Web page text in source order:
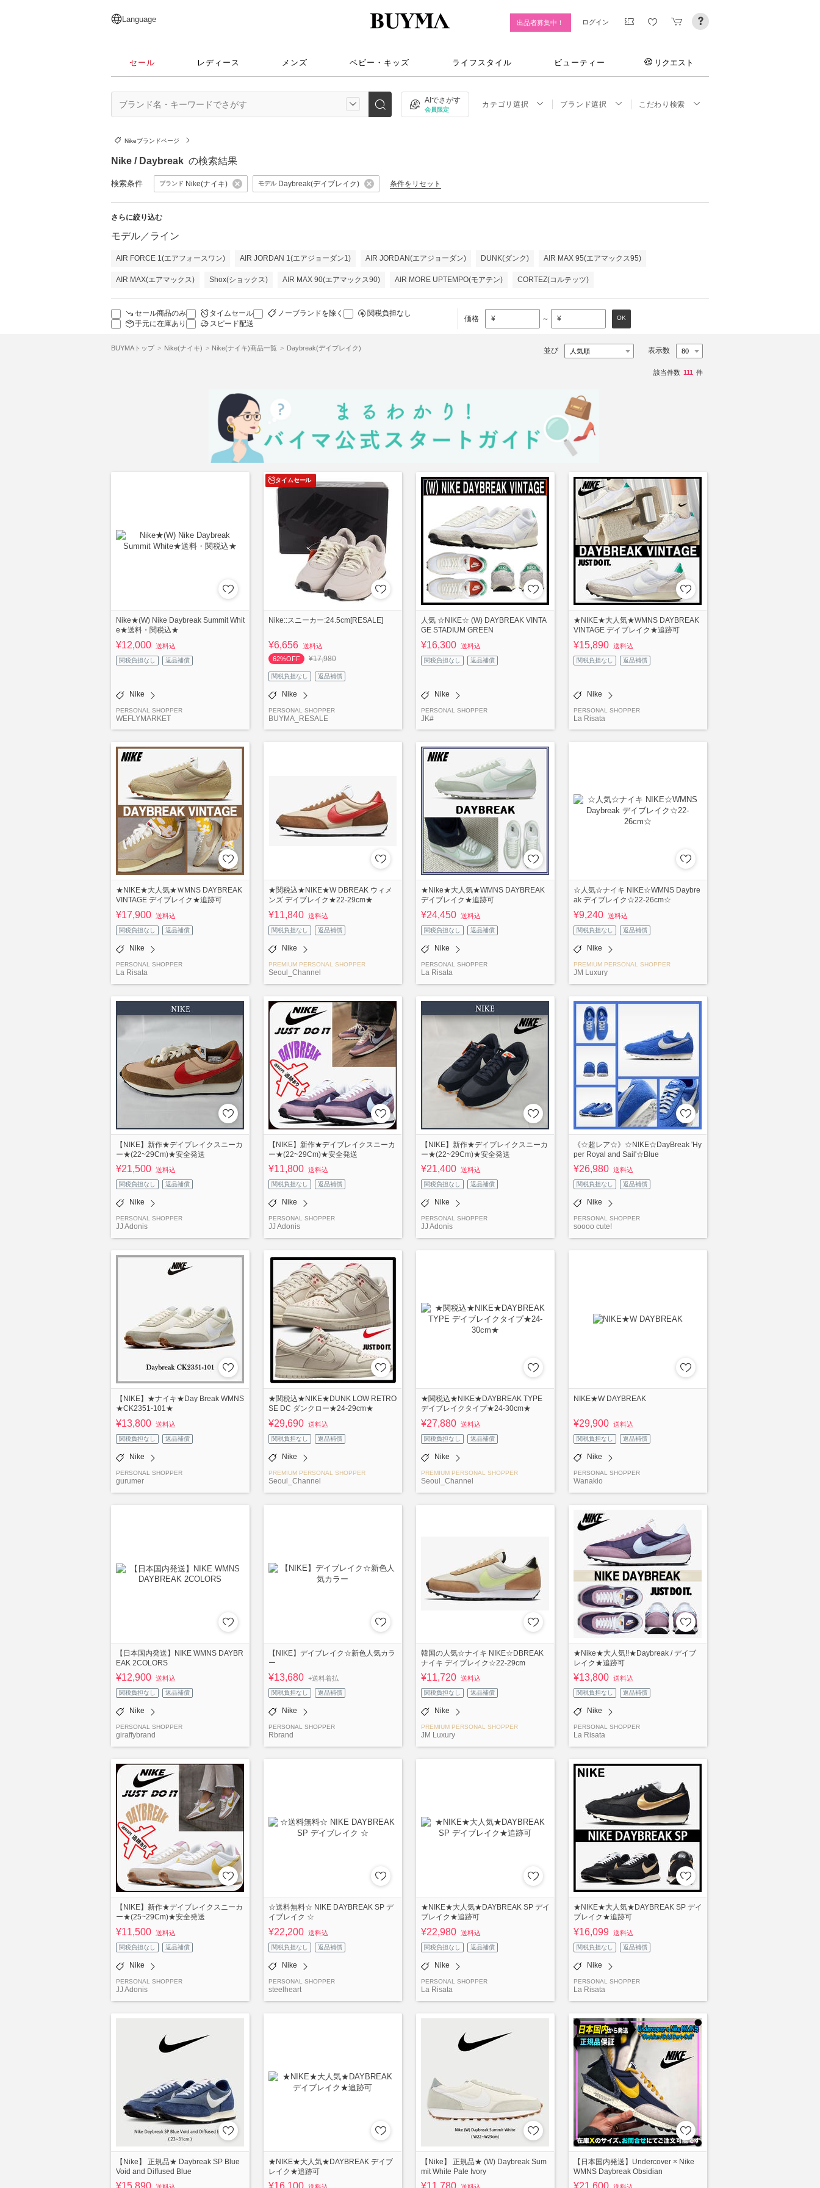
日本語
English
简体中文
繁體中文
Language 出品者募集中！ ログイン
セール レディース メンズ ベビー・キッズ ライフスタイル ビューティー リクエスト
AIでさがす
会員限定
カテゴリ選択 ブランド選択 こだわり検索
Nikeブランドページ
Nike / Daybreak の検索結果
検索条件 ブランド Nike(ナイキ) モデル Daybreak(デイブレイク) 条件をリセット
さらに絞り込む
モデル／ライン
AIR FORCE 1(エアフォースワン) AIR JORDAN 1(エアジョーダン1) AIR JORDAN(エアジョーダン) DUNK(ダンク) AIR MAX 95(エアマックス95)
AIR MAX(エアマックス) Shox(ショックス) AIR MAX 90(エアマックス90) AIR MORE UPTEMPO(モアテン) CORTEZ(コルテッツ)
セール商品のみ タイムセール ノーブランドを除く
関税負担なし
手元に在庫あり
スピード配送
価格 ¥ ～ ¥ OK
BUYMAトップ Nike(ナイキ) Nike(ナイキ)商品一覧 Daybreak(デイブレイク) 並び 表示数
該当件数 111 件
Nike★(W) Nike Daybreak Summit Whit
e★送料・関税込★
¥12,000 送料込
関税負担なし 返品補償
Nike
PERSONAL SHOPPER
WEFLYMARKET
タイムセール
Nike::スニーカー:24.5cm[RESALE]
¥6,656 送料込
62%OFF
¥17,980
関税負担なし 返品補償
Nike
PERSONAL SHOPPER
BUYMA_RESALE
人気 ☆NIKE☆ (W) DAYBREAK VINTA
GE STADIUM GREEN
¥16,300 送料込
関税負担なし 返品補償
Nike
PERSONAL SHOPPER
JK#
★NIKE★大人気★WMNS DAYBREAK
VINTAGE デイブレイク★追跡可
¥15,890 送料込
関税負担なし 返品補償
Nike
PERSONAL SHOPPER
La Risata
★NIKE★大人気★ＷMNS DAYBREAK
VINTAGE デイブレイク★追跡可
¥17,900 送料込
関税負担なし 返品補償
Nike
PERSONAL SHOPPER
La Risata
★関税込★NIKE★W DBREAK ウィメ
ンズ デイブレイク★22-29cm★
¥11,840 送料込
関税負担なし 返品補償
Nike
PREMIUM PERSONAL SHOPPER
Seoul_Channel
★Nike★大人気★WMNS DAYBREAK
デイブレイク★追跡可
¥24,450 送料込
関税負担なし 返品補償
Nike
PERSONAL SHOPPER
La Risata
☆人気☆ナイキ NIKE☆WMNS Daybre
ak デイブレイク☆22-26cm☆
¥9,240 送料込
関税負担なし 返品補償
Nike
PREMIUM PERSONAL SHOPPER
JM Luxury
【NIKE】新作★デイブレイクスニーカ
ー★(22~29Cm)★安全発送
¥21,500 送料込
関税負担なし 返品補償
Nike
PERSONAL SHOPPER
JJ Adonis
【NIKE】新作★デイブレイクスニーカ
ー★(22~29Cm)★安全発送
¥11,800 送料込
関税負担なし 返品補償
Nike
PERSONAL SHOPPER
JJ Adonis
【NIKE】新作★デイブレイクスニーカ
ー★(22~29Cm)★安全発送
¥21,400 送料込
関税負担なし 返品補償
Nike
PERSONAL SHOPPER
JJ Adonis
《☆超レア☆》☆NIKE☆DayBreak 'Hy
per Royal and Sail'☆Blue
¥26,980 送料込
関税負担なし 返品補償
Nike
PERSONAL SHOPPER
soooo cute!
【NIKE】★ナイキ★Day Break WMNS
★CK2351-101★
¥13,800 送料込
関税負担なし 返品補償
Nike
PERSONAL SHOPPER
gurumer
★関税込★NIKE★DUNK LOW RETRO
SE DC ダンクロー★24-29cm★
¥29,690 送料込
関税負担なし 返品補償
Nike
PREMIUM PERSONAL SHOPPER
Seoul_Channel
★関税込★NIKE★DAYBREAK TYPE
デイブレイクタイプ★24-30cm★
¥27,880 送料込
関税負担なし 返品補償
Nike
PREMIUM PERSONAL SHOPPER
Seoul_Channel
NIKE★W DAYBREAK
¥29,900 送料込
関税負担なし 返品補償
Nike
PERSONAL SHOPPER
Wanakio
【日本国内発送】NIKE WMNS DAYBR
EAK 2COLORS
¥12,900 送料込
関税負担なし 返品補償
Nike
PERSONAL SHOPPER
giraffybrand
【NIKE】デイブレイク☆新色人気カラ
ー
¥13,680 +送料着払
関税負担なし 返品補償
Nike
PERSONAL SHOPPER
Rbrand
韓国の人気☆ナイキ NIKE☆DBREAK
ナイキ デイブレイク☆22-29cm
¥11,720 送料込
関税負担なし 返品補償
Nike
PREMIUM PERSONAL SHOPPER
JM Luxury
★Nike★大人気!!★Daybreak / デイブ
レイク★追跡可
¥13,800 送料込
関税負担なし 返品補償
Nike
PERSONAL SHOPPER
La Risata
【NIKE】新作★デイブレイクスニーカ
ー★(25~29Cm)★安全発送
¥11,500 送料込
関税負担なし 返品補償
Nike
PERSONAL SHOPPER
JJ Adonis
☆送料無料☆ NIKE DAYBREAK SP デ
イブレイク ☆
¥22,200 送料込
関税負担なし 返品補償
Nike
PERSONAL SHOPPER
steelheart
★NIKE★大人気★DAYBREAK SP デイ
ブレイク★追跡可
¥22,980 送料込
関税負担なし 返品補償
Nike
PERSONAL SHOPPER
La Risata
★NIKE★大人気★DAYBREAK SP デイ
ブレイク★追跡可
¥16,099 送料込
関税負担なし 返品補償
Nike
PERSONAL SHOPPER
La Risata
【Nike】 正規品★ Daybreak SP Blue
Void and Diffused Blue
★NIKE★大人気★DAYBREAK デイブ
レイク★追跡可
【Nike】 正規品★ (W) Daybreak Sum
mit White Pale Ivory
【日本国内発送】Undercover × Nike
WMNS Daybreak Obsidian